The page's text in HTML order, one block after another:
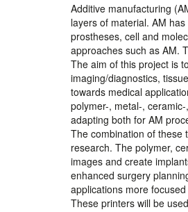
Additive manufacturing
layers of material. AM
prostheses, cell and
approaches such as AM.
The aim of this project is
imaging/diagnostics,
towards medical
polymer-, metal-,
adapting both for AM
The combination of these
research. The polymer,
images and create
enhanced surgery
applications more
These printers will be